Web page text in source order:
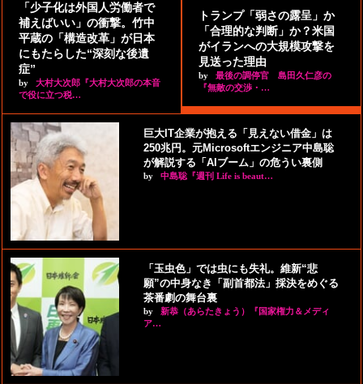
「少子化は外国人労働者で
補えばいい」の衝撃。竹中
平蔵の「構造改革」が日本
にもたらした“深刻な後遺
症”
by
大村大次郎『大村大次郎の本音
で役に立つ税…
トランプ「弱さの露呈」か
「合理的な判断」か？米国
がイランへの大規模攻撃を
見送った理由
by
最後の調停官 島田久仁彦の
『無敵の交渉・…
巨大IT企業が抱える「見えない借金」は
250兆円。元Microsoftエンジニア中島聡
が解説する「AIブーム」の危うい裏側
by 中島聡『週刊 Life is beaut…
「玉虫色」では虫にも失礼。維新“悲
願”の中身なき「副首都法」採決をめぐる
茶番劇の舞台裏
by
新恭（あらたきょう）『国家権力＆メディ
ア…